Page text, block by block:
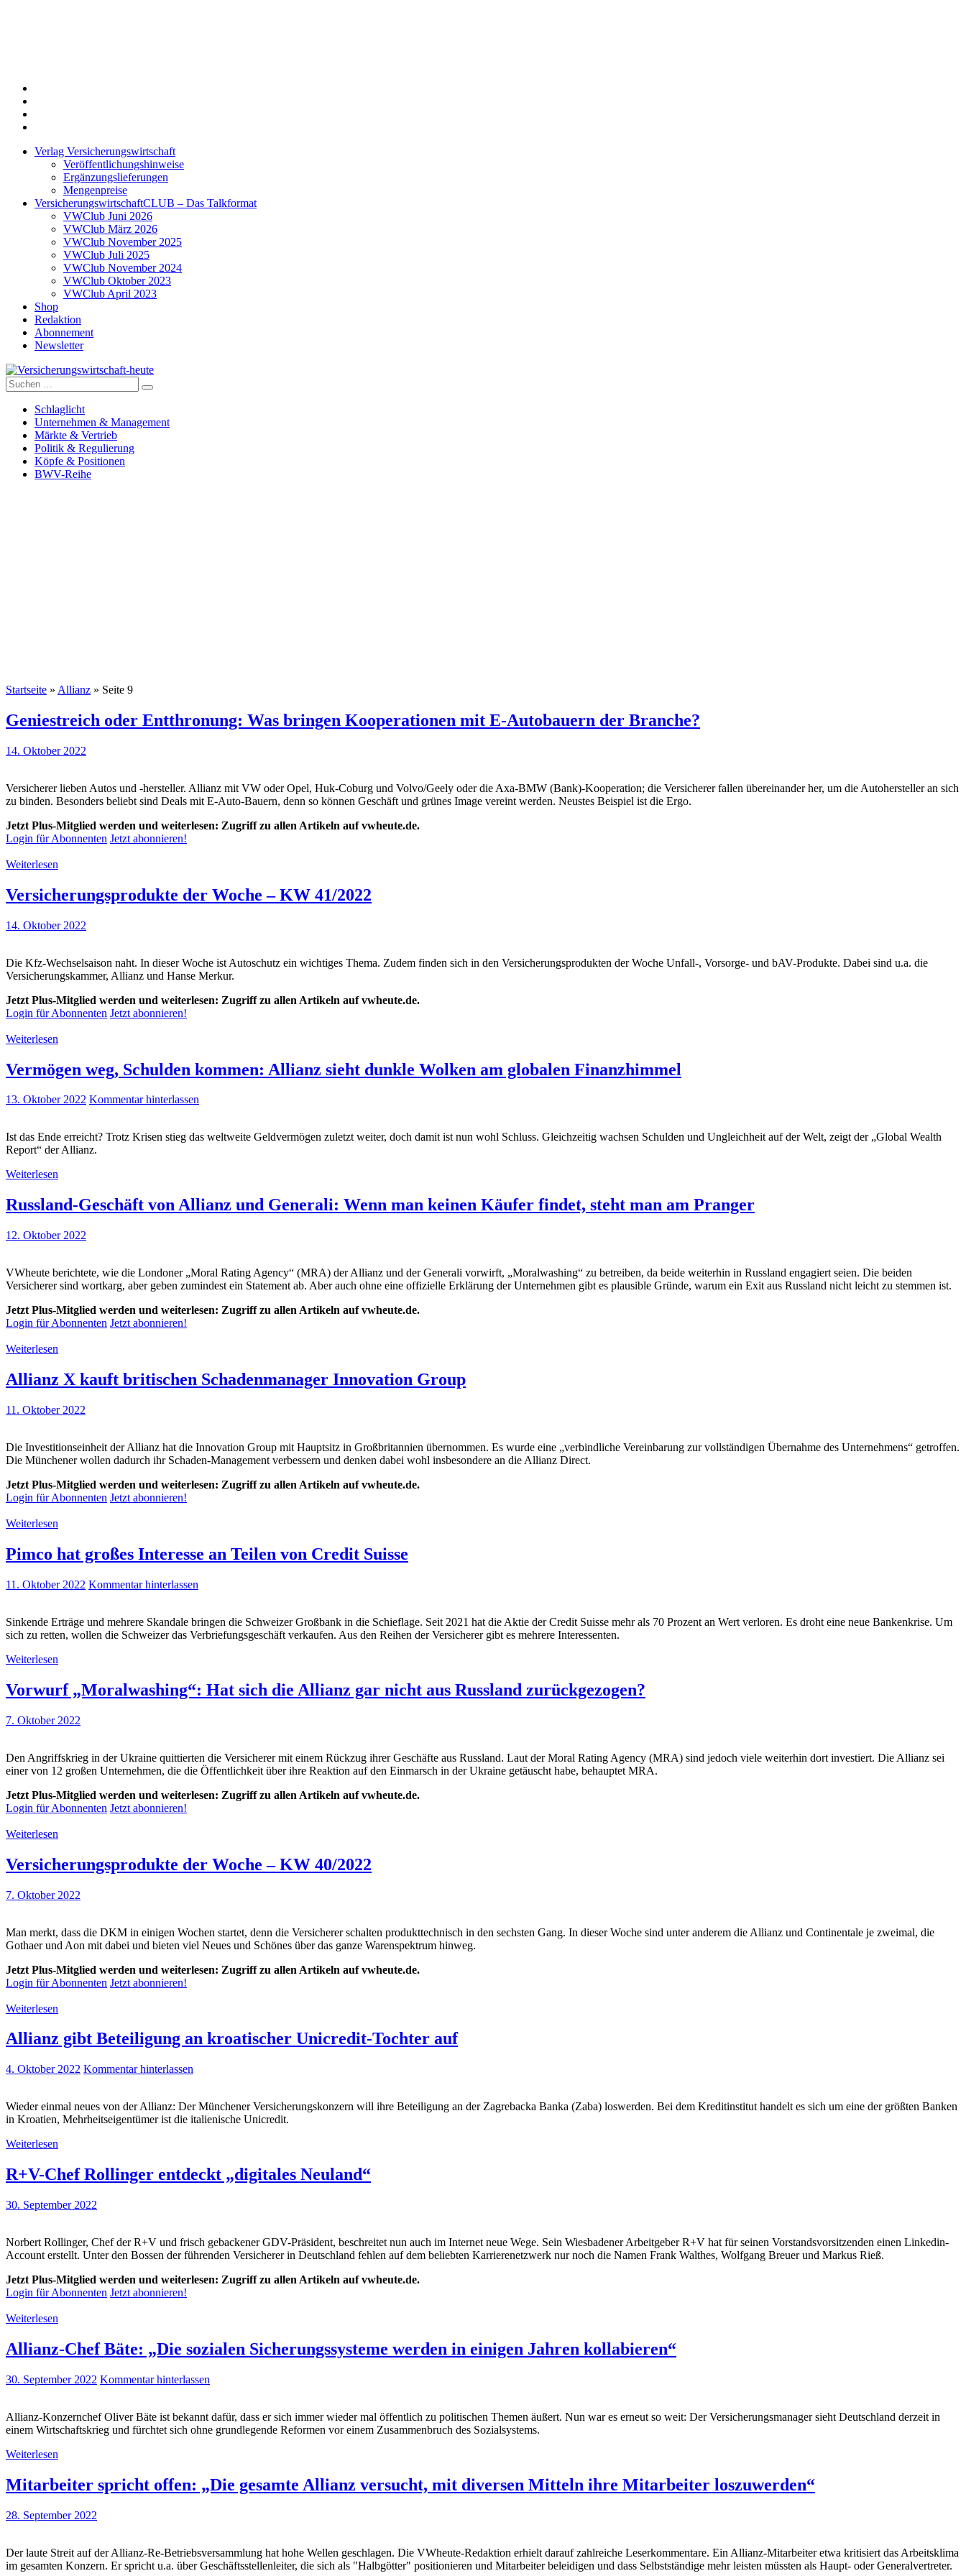
Verlag Versicherungswirtschaft
Veröffentlichungshinweise
Ergänzungslieferungen
Mengenpreise
VersicherungswirtschaftCLUB – Das Talkformat
VWClub Juni 2026
VWClub März 2026
VWClub November 2025
VWClub Juli 2025
VWClub November 2024
VWClub Oktober 2023
VWClub April 2023
Shop
Redaktion
Abonnement
Newsletter
Versicherungswirtschaft-heute
Suche
nach:
Schlaglicht
Unternehmen & Management
Märkte & Vertrieb
Politik & Regulierung
Köpfe & Positionen
BWV-Reihe
Startseite » Allianz » Seite 9
Geniestreich oder Entthronung: Was bringen Kooperationen mit E-Autobauern der Branche?
14. Oktober 2022
Versicherer lieben Autos und -hersteller. Allianz mit VW oder Opel, Huk-Coburg und Volvo/Geely oder die Axa-BMW (Bank)-Kooperation; die Versicherer fallen übereinander her, um die Autohersteller an sich
zu binden. Besonders beliebt sind Deals mit E-Auto-Bauern, denn so können Geschäft und grünes Image vereint werden. Neustes Beispiel ist die Ergo.
Jetzt Plus-Mitglied werden und weiterlesen: Zugriff zu allen Artikeln auf vwheute.de.
Login für Abonnenten Jetzt abonnieren!
Weiterlesen
Versicherungsprodukte der Woche – KW 41/2022
14. Oktober 2022
Die Kfz-Wechselsaison naht. In dieser Woche ist Autoschutz ein wichtiges Thema. Zudem finden sich in den Versicherungsprodukten der Woche Unfall-, Vorsorge- und bAV-Produkte. Dabei sind u.a. die
Versicherungskammer, Allianz und Hanse Merkur.
Jetzt Plus-Mitglied werden und weiterlesen: Zugriff zu allen Artikeln auf vwheute.de.
Login für Abonnenten Jetzt abonnieren!
Weiterlesen
Vermögen weg, Schulden kommen: Allianz sieht dunkle Wolken am globalen Finanzhimmel
13. Oktober 2022 Kommentar hinterlassen
Ist das Ende erreicht? Trotz Krisen stieg das weltweite Geldvermögen zuletzt weiter, doch damit ist nun wohl Schluss. Gleichzeitig wachsen Schulden und Ungleichheit auf der Welt, zeigt der „Global Wealth
Report“ der Allianz.
Weiterlesen
Russland-Geschäft von Allianz und Generali: Wenn man keinen Käufer findet, steht man am Pranger
12. Oktober 2022
VWheute berichtete, wie die Londoner „Moral Rating Agency“ (MRA) der Allianz und der Generali vorwirft, „Moralwashing“ zu betreiben, da beide weiterhin in Russland engagiert seien. Die beiden
Versicherer sind wortkarg, aber geben zumindest ein Statement ab. Aber auch ohne eine offizielle Erklärung der Unternehmen gibt es plausible Gründe, warum ein Exit aus Russland nicht leicht zu stemmen ist.
Jetzt Plus-Mitglied werden und weiterlesen: Zugriff zu allen Artikeln auf vwheute.de.
Login für Abonnenten Jetzt abonnieren!
Weiterlesen
Allianz X kauft britischen Schadenmanager Innovation Group
11. Oktober 2022
Die Investitionseinheit der Allianz hat die Innovation Group mit Hauptsitz in Großbritannien übernommen. Es wurde eine „verbindliche Vereinbarung zur vollständigen Übernahme des Unternehmens“ getroffen.
Die Münchener wollen dadurch ihr Schaden-Management verbessern und denken dabei wohl insbesondere an die Allianz Direct.
Jetzt Plus-Mitglied werden und weiterlesen: Zugriff zu allen Artikeln auf vwheute.de.
Login für Abonnenten Jetzt abonnieren!
Weiterlesen
Pimco hat großes Interesse an Teilen von Credit Suisse
11. Oktober 2022 Kommentar hinterlassen
Sinkende Erträge und mehrere Skandale bringen die Schweizer Großbank in die Schieflage. Seit 2021 hat die Aktie der Credit Suisse mehr als 70 Prozent an Wert verloren. Es droht eine neue Bankenkrise. Um
sich zu retten, wollen die Schweizer das Verbriefungsgeschäft verkaufen. Aus den Reihen der Versicherer gibt es mehrere Interessenten.
Weiterlesen
Vorwurf „Moralwashing“: Hat sich die Allianz gar nicht aus Russland zurückgezogen?
7. Oktober 2022
Den Angriffskrieg in der Ukraine quittierten die Versicherer mit einem Rückzug ihrer Geschäfte aus Russland. Laut der Moral Rating Agency (MRA) sind jedoch viele weiterhin dort investiert. Die Allianz sei
einer von 12 großen Unternehmen, die die Öffentlichkeit über ihre Reaktion auf den Einmarsch in der Ukraine getäuscht habe, behauptet MRA.
Jetzt Plus-Mitglied werden und weiterlesen: Zugriff zu allen Artikeln auf vwheute.de.
Login für Abonnenten Jetzt abonnieren!
Weiterlesen
Versicherungsprodukte der Woche – KW 40/2022
7. Oktober 2022
Man merkt, dass die DKM in einigen Wochen startet, denn die Versicherer schalten produkttechnisch in den sechsten Gang. In dieser Woche sind unter anderem die Allianz und Continentale je zweimal, die
Gothaer und Aon mit dabei und bieten viel Neues und Schönes über das ganze Warenspektrum hinweg.
Jetzt Plus-Mitglied werden und weiterlesen: Zugriff zu allen Artikeln auf vwheute.de.
Login für Abonnenten Jetzt abonnieren!
Weiterlesen
Allianz gibt Beteiligung an kroatischer Unicredit-Tochter auf
4. Oktober 2022 Kommentar hinterlassen
Wieder einmal neues von der Allianz: Der Münchener Versicherungskonzern will ihre Beteiligung an der Zagrebacka Banka (Zaba) loswerden. Bei dem Kreditinstitut handelt es sich um eine der größten Banken
in Kroatien, Mehrheitseigentümer ist die italienische Unicredit.
Weiterlesen
R+V-Chef Rollinger entdeckt „digitales Neuland“
30. September 2022
Norbert Rollinger, Chef der R+V und frisch gebackener GDV-Präsident, beschreitet nun auch im Internet neue Wege. Sein Wiesbadener Arbeitgeber R+V hat für seinen Vorstandsvorsitzenden einen Linkedin-
Account erstellt. Unter den Bossen der führenden Versicherer in Deutschland fehlen auf dem beliebten Karrierenetzwerk nur noch die Namen Frank Walthes, Wolfgang Breuer und Markus Rieß.
Jetzt Plus-Mitglied werden und weiterlesen: Zugriff zu allen Artikeln auf vwheute.de.
Login für Abonnenten Jetzt abonnieren!
Weiterlesen
Allianz-Chef Bäte: „Die sozialen Sicherungssysteme werden in einigen Jahren kollabieren“
30. September 2022 Kommentar hinterlassen
Allianz-Konzernchef Oliver Bäte ist bekannt dafür, dass er sich immer wieder mal öffentlich zu politischen Themen äußert. Nun war es erneut so weit: Der Versicherungsmanager sieht Deutschland derzeit in
einem Wirtschaftskrieg und fürchtet sich ohne grundlegende Reformen vor einem Zusammenbruch des Sozialsystems.
Weiterlesen
Mitarbeiter spricht offen: „Die gesamte Allianz versucht, mit diversen Mitteln ihre Mitarbeiter loszuwerden“
28. September 2022
Der laute Streit auf der Allianz-Re-Betriebsversammlung hat hohe Wellen geschlagen. Die VWheute-Redaktion erhielt darauf zahlreiche Leserkommentare. Ein Allianz-Mitarbeiter etwa kritisiert das Arbeitsklima
im gesamten Konzern. Er spricht u.a. über Geschäftsstellenleiter, die sich als "Halbgötter" positionieren und Mitarbeiter beleidigen und dass Selbstständige mehr leisten müssten als Haupt- oder Generalvertreter.